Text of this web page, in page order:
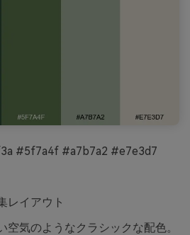
#5f7a4f #a7b7a2 #e7e3d7
レイアウト
気のようなクラシックな配色。